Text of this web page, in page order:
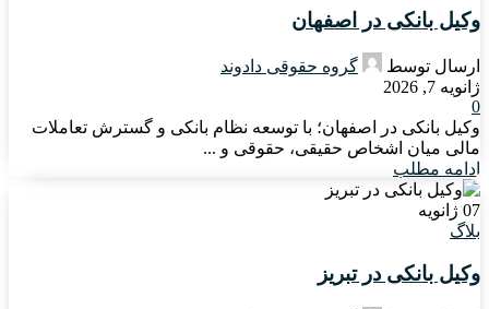
وکیل بانکی در اصفهان
ارسال توسط
گروه حقوقی دادوند
ژانویه 7, 2026
0
وکیل بانکی در اصفهان؛ با توسعه نظام بانکی و گسترش تعاملات
مالی میان اشخاص حقیقی، حقوقی و ...
ادامه مطلب
07 ژانویه
بلاگ
وکیل بانکی در تبریز